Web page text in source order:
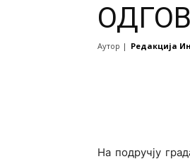
Аутор | Редакција
На подручју